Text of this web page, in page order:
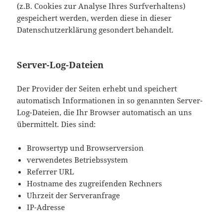
(z.B. Cookies zur Analyse Ihres Surfverhaltens)
gespeichert werden, werden diese in dieser
Datenschutzerklärung gesondert behandelt.
Server-Log-Dateien
Der Provider der Seiten erhebt und speichert
automatisch Informationen in so genannten Server-
Log-Dateien, die Ihr Browser automatisch an uns
übermittelt. Dies sind:
Browsertyp und Browserversion
verwendetes Betriebssystem
Referrer URL
Hostname des zugreifenden Rechners
Uhrzeit der Serveranfrage
IP-Adresse